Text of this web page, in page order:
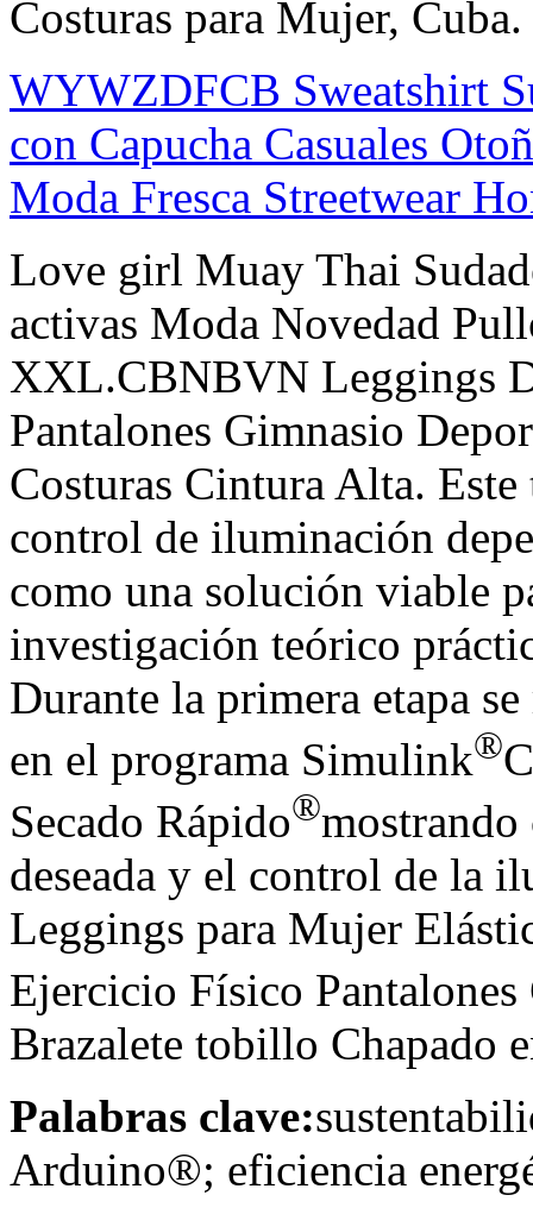
Costuras para Mujer, Cuba.
WYWZDFCB Sweatshirt
con Capucha Casuales
Moda Fresca Streetwear
Love girl Muay Thai
activas Moda Novedad
XXL.CBNBVN Leggings
Pantalones Gimnasio
Costuras Cintura Alta. Este
control de iluminación
como una solución viable
investigación teórico
Durante la primera etapa
en el programa Simulink®
Secado Rápido®
deseada y el control de la
Leggings para Mujer
Ejercicio Físico Pantalones
Brazalete tobillo Chapado
Palabras clave:
Arduino®; eficiencia